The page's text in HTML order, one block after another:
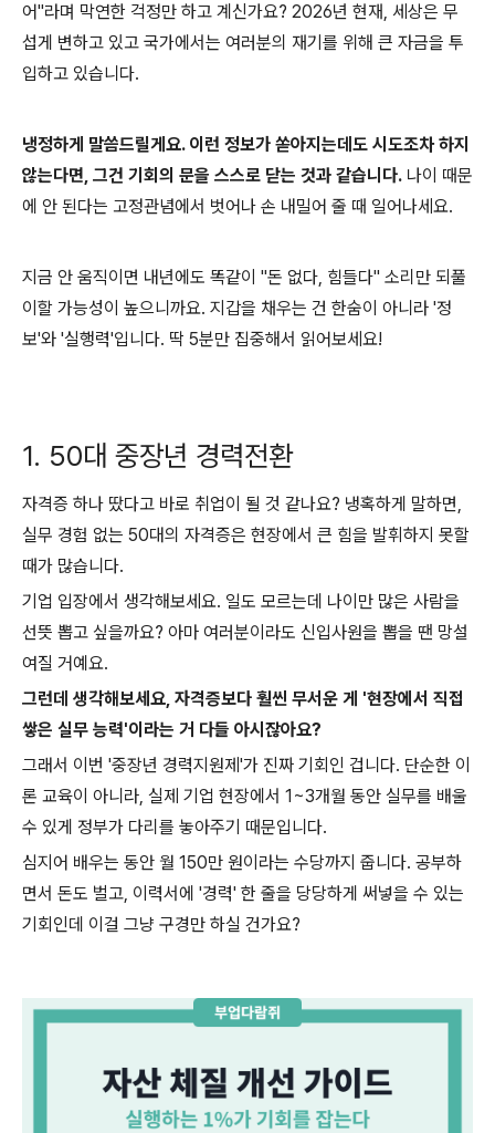
어"라며 막연한 걱정만 하고 계신가요? 2026년 현재, 세상은 무
섭게 변하고 있고 국가에서는 여러분의 재기를 위해 큰 자금을 투
입하고 있습니다.
냉정하게 말씀드릴게요. 이런 정보가 쏟아지는데도 시도조차 하지
않는다면, 그건 기회의 문을 스스로 닫는 것과 같습니다. 나이 때문
에 안 된다는 고정관념에서 벗어나 손 내밀어 줄 때 일어나세요.
지금 안 움직이면 내년에도 똑같이 "돈 없다, 힘들다" 소리만 되풀
이할 가능성이 높으니까요. 지갑을 채우는 건 한숨이 아니라 '정
보'와 '실행력'입니다. 딱 5분만 집중해서 읽어보세요!
1. 50대 중장년 경력전환
자격증 하나 땄다고 바로 취업이 될 것 같나요? 냉혹하게 말하면,
실무 경험 없는 50대의 자격증은 현장에서 큰 힘을 발휘하지 못할
때가 많습니다.
기업 입장에서 생각해보세요. 일도 모르는데 나이만 많은 사람을
선뜻 뽑고 싶을까요? 아마 여러분이라도 신입사원을 뽑을 땐 망설
여질 거예요.
그런데 생각해보세요, 자격증보다 훨씬 무서운 게 '현장에서 직접
쌓은 실무 능력'이라는 거 다들 아시잖아요?
그래서 이번 '중장년 경력지원제'가 진짜 기회인 겁니다. 단순한 이
론 교육이 아니라, 실제 기업 현장에서 1~3개월 동안 실무를 배울
수 있게 정부가 다리를 놓아주기 때문입니다.
심지어 배우는 동안 월 150만 원이라는 수당까지 줍니다. 공부하
면서 돈도 벌고, 이력서에 '경력' 한 줄을 당당하게 써넣을 수 있는
기회인데 이걸 그냥 구경만 하실 건가요?